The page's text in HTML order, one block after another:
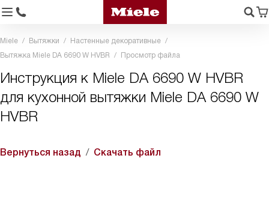
Miele Вытяжки
Настенные декоративные
Вытяжка Miele DA 6690 W HVBR
Просмотр файла
Инструкция к Miele DA 6690 W HVBR
для кухонной вытяжки Miele DA 6690 W
HVBR
Вернуться назад Скачать файл